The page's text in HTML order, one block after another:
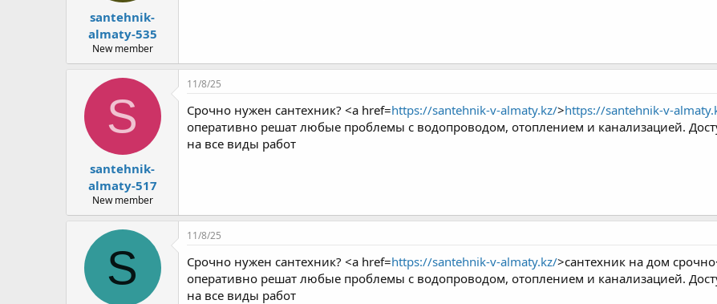
santehnik-
almaty-535
New member
S
santehnik-
almaty-517
New member
11/8/25
Срочно нужен сантехник? <a href=https://santehnik-v-almaty.kz/>https://santehnik-v-
оперативно решат любые проблемы с водопроводом, отоплением и канализацией.
на все виды работ
S
11/8/25
Срочно нужен сантехник? <a href=https://santehnik-v-almaty.kz/>сантехник на дом
оперативно решат любые проблемы с водопроводом, отоплением и канализацией.
на все виды работ